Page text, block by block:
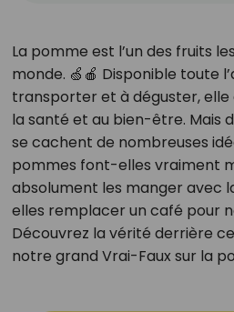
La pomme est l’un des fruits
monde. 🍏🍎 Disponible toute
transporter et à déguster, elle
la santé et au bien-être. Mais
se cachent de nombreuses
pommes font-elles vraiment
absolument les manger avec
elles remplacer un café pour
Découvrez la vérité derrière
notre grand Vrai-Faux sur la